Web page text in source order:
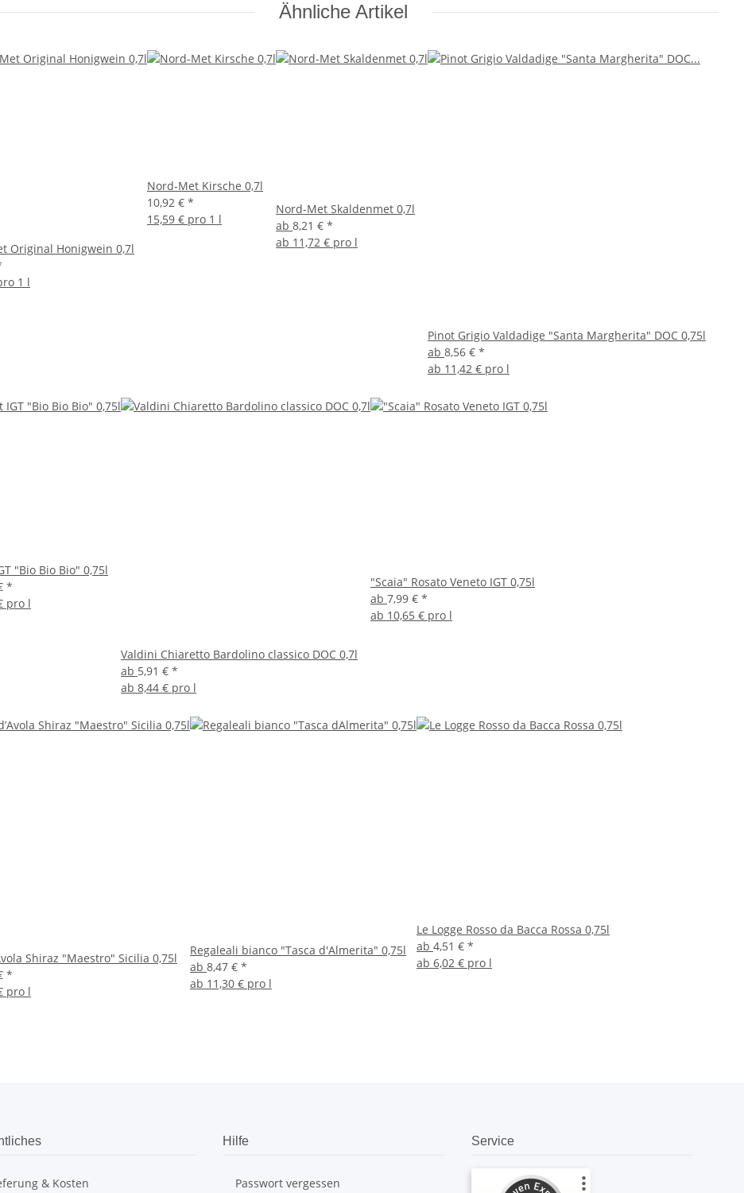
Ähnliche Artikel
Original Honigwein 0,7l
1 l
Nord-Met Kirsche 0,7l
10,92 € *
15,59 € pro 1 l
Nord-Met Skaldenmet 0,7l
ab 8,21 € *
ab 11,72 € pro l
Pinot Grigio Valdadige "Santa Margherita" DOC 0,75l
ab 8,56 € *
ab 11,42 € pro l
"Bio Bio Bio" 0,75l
*
pro l
Valdini Chiaretto Bardolino classico DOC 0,7l
ab 5,91 € *
ab 8,44 € pro l
"Scaia" Rosato Veneto IGT 0,75l
ab 7,99 € *
ab 10,65 € pro l
Shiraz "Maestro" Sicilia 0,75l
*
pro l
Regaleali bianco "Tasca d'Almerita" 0,75l
ab 8,47 € *
ab 11,30 € pro l
Le Logge Rosso da Bacca Rossa 0,75l
ab 4,51 € *
ab 6,02 € pro l
& Kosten
Hilfe
Passwort vergessen
Service